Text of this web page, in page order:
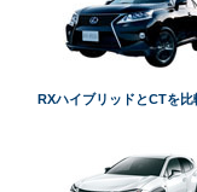
RXハイブリッドとCTを比